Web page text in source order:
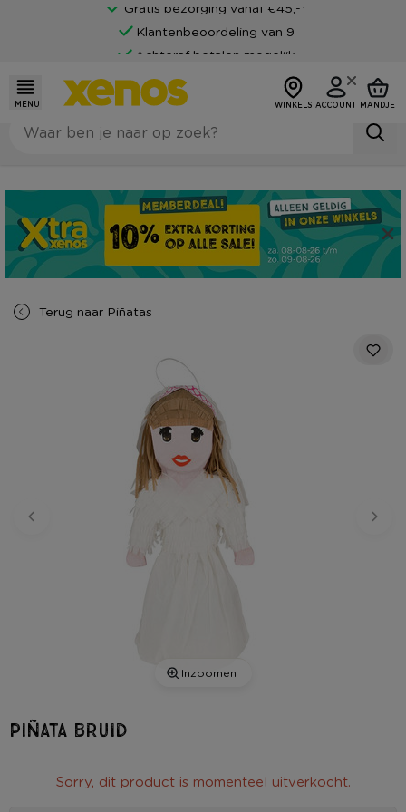
Gratis bezorging vanaf €45,-*
Klantenbeoordeling van 9
Achteraf betalen mogelijk
MENU WINKELS ACCOUNT MANDJE
Terug naar Piñatas
Inzoomen
Piñata bruid
Sorry, dit product is momenteel uitverkocht.